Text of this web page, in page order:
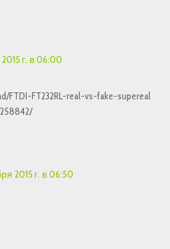
г. в 06:00
FTDI-FT232RL-real-vs-fake-supereal
2015 г. в 06:50